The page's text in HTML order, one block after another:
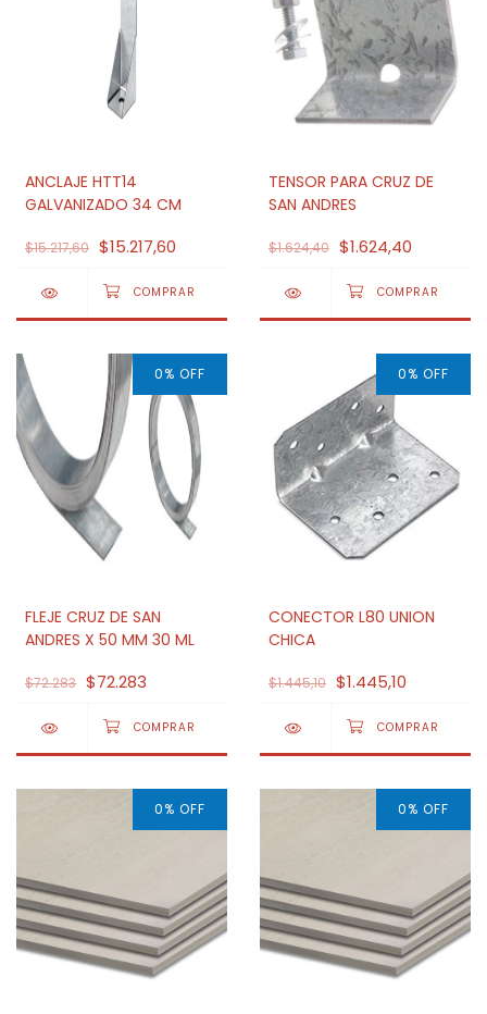
ANCLAJE HTT14
GALVANIZADO 34 CM
$15.217,60 $15.217,60
TENSOR PARA CRUZ DE
SAN ANDRES
$1.624,40 $1.624,40
0% OFF
FLEJE CRUZ DE SAN
ANDRES X 50 MM 30 ML
$72.283 $72.283
0% OFF
CONECTOR L80 UNION
CHICA
$1.445,10 $1.445,10
0% OFF 0% OFF